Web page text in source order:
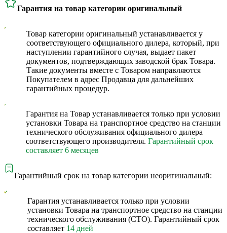
Гарантия на товар категории оригинальный
Товар категории оригинальный устанавливается у
соответствующего официального дилера, который, при
наступлении гарантийного случая, выдает пакет
документов, подтверждающих заводской брак Товара.
Такие документы вместе с Товаром направляются
Покупателем в адрес Продавца для дальнейших
гарантийных процедур.
Гарантия на Товар устанавливается только при условии
установки Товара на транспортное средство на станции
технического обслуживания официального дилера
соответствующего производителя.Гарантийный срок
составляет 6 месяцев
Гарантийный срок на товар категории неоригинальный:
Гарантия устанавливается только при условии
установки Товара на транспортное средство на станции
технического обслуживания (СТО). Гарантийный срок
составляет 14 дней